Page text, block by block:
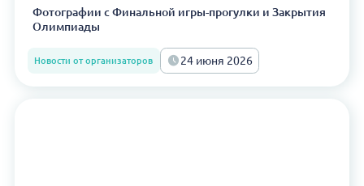
Фотографии с Финальной игры-прогулки и Закрытия
Олимпиады
Новости от организаторов 24 июня 2026